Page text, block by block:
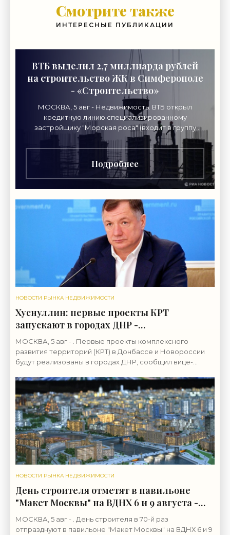
Смотрите также
ИНТЕРЕСНЫЕ ПУБЛИКАЦИИ
ВТБ выделил 2,7 миллиарда рублей
на строительство ЖК в Симферополе
- «Строительство»
МОСКВА, 5 авг - Недвижимость. ВТБ открыл
кредитную линию специализированному
застройщику "Морская роса" (входит в группу
"Монолит") в 2,7 миллиарда рублей для
Подробнее
НОВОСТИ РЫНКА НЕДВИЖИМОСТИ
Хуснуллин: первые проекты КРТ
запускают в городах ДНР -
«Строительство»
МОСКВА, 5 авг - . Первые проекты комплексного
развития территорий (КРТ) в Донбассе и Новороссии
будут реализованы в городах ДНР, сообщил вице-
НОВОСТИ РЫНКА НЕДВИЖИМОСТИ
День строителя отметят в павильоне
"Макет Москвы" на ВДНХ 6 и 9 августа -
«Строительство»
МОСКВА, 5 авг - . День строителя в 70-й раз
отпразднуют в павильоне "Макет Москвы" на ВДНХ 6 и 9